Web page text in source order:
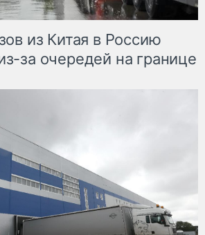
из Китая в Россию
за очередей на границе